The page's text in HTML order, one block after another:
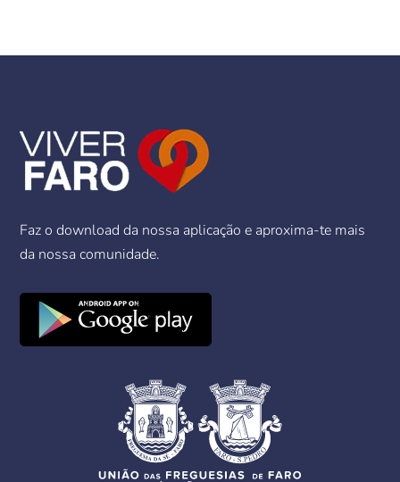
Faz o download da nossa aplicação e aproxima-te mais
da nossa comunidade.